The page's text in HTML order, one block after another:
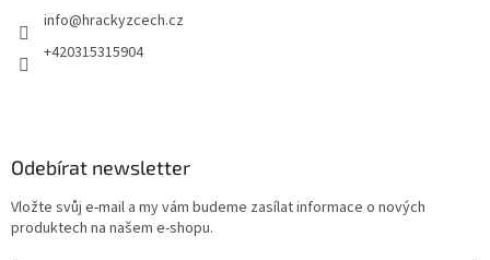
info@hrackyzcech.cz
+420315315904
Odebírat newsletter
Vložte svůj e-mail a my vám budeme zasílat informace o nových
produktech na našem e-shopu.